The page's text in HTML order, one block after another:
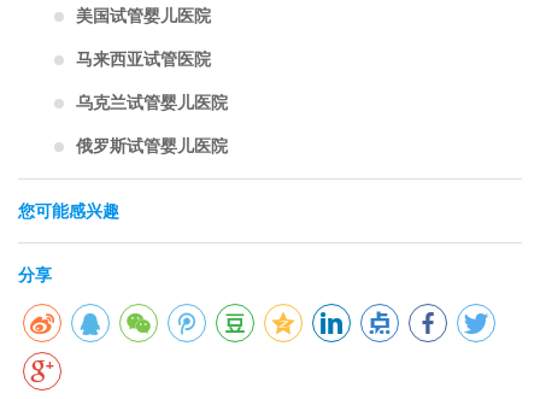
美国试管婴儿医院
马来西亚试管医院
乌克兰试管婴儿医院
俄罗斯试管婴儿医院
您可能感兴趣
分享